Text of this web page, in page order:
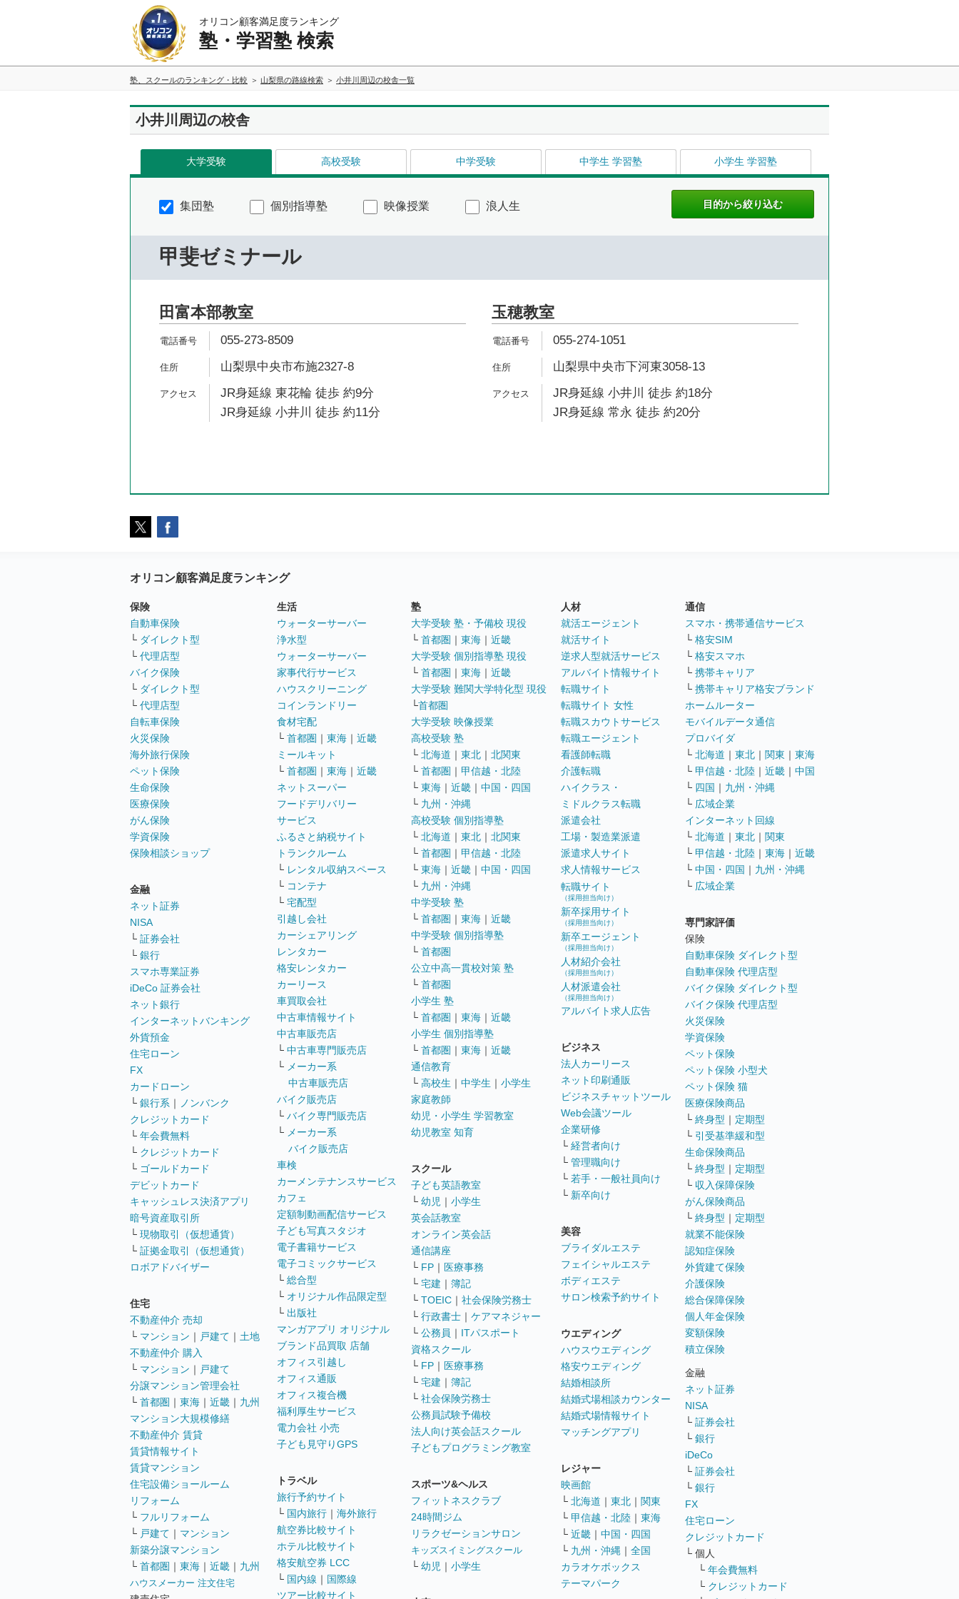
オリコン顧客満足度ランキング
塾・学習塾 検索
塾、スクールのランキング・比較 山梨県の路線検索 小井川周辺の校舎一覧
小井川周辺の校舎
大学受験 高校受験 中学受験 中学生 学習塾 小学生 学習塾
集団塾 個別指導塾 映像授業 浪人生
甲斐ゼミナール
田富本部教室
055-273-8509
山梨県中央市布施2327-8
JR身延線 東花輪 徒歩 約9分
JR身延線 小井川 徒歩 約11分
玉穂教室
055-274-1051
山梨県中央市下河東3058-13
JR身延線 小井川 徒歩 約18分
JR身延線 常永 徒歩 約20分
オリコン顧客満足度ランキング
保険
自動車保険
└ ダイレクト型
└ 代理店型
バイク保険
└ ダイレクト型
└ 代理店型
自転車保険
火災保険
海外旅行保険
ペット保険
生命保険
医療保険
がん保険
学資保険
保険相談ショップ
金融
ネット証券
NISA
└ 証券会社
└ 銀行
スマホ専業証券
iDeCo 証券会社
ネット銀行
インターネットバンキング
外貨預金
住宅ローン
FX
カードローン
└ 銀行系 ｜
ノンバンク
クレジットカード
└ 年会費無料
└ クレジットカード
└ ゴールドカード
デビットカード
キャッシュレス決済アプリ
暗号資産取引所
└ 現物取引（仮想通貨）
└ 証拠金取引（仮想通貨）
ロボアドバイザー
住宅
不動産仲介 売却
└ マンション ｜ 戸建て ｜ 土地
不動産仲介 購入
└ マンション ｜ 戸建て
分譲マンション管理会社
└ 首都圏 ｜ 東海 ｜ 近畿 ｜ 九州
マンション大規模修繕
不動産仲介 賃貸
賃貸情報サイト
賃貸マンション
住宅設備ショールーム
リフォーム
└ フルリフォーム
└ 戸建て ｜ マンション
新築分譲マンション
└ 首都圏 ｜ 東海 ｜ 近畿 ｜ 九州
ハウスメーカー 注文住宅
生活
ウォーターサーバー
浄水型
ウォーターサーバー
家事代行サービス
ハウスクリーニング
コインランドリー
食材宅配
└ 首都圏 ｜ 東海 ｜ 近畿
ミールキット
└ 首都圏 ｜ 東海 ｜ 近畿
ネットスーパー
フードデリバリー
サービス
ふるさと納税サイト
トランクルーム
└ レンタル収納スペース
└ コンテナ
└ 宅配型
引越し会社
カーシェアリング
レンタカー
格安レンタカー
カーリース
車買取会社
中古車情報サイト
中古車販売店
└ 中古車専門販売店
└ メーカー系
中古車販売店
バイク販売店
└ バイク専門販売店
└ メーカー系
バイク販売店
車検
カーメンテナンスサービス
カフェ
定額制動画配信サービス
子ども写真スタジオ
電子書籍サービス
電子コミックサービス
└ 総合型
└ オリジナル作品限定型
└ 出版社
マンガアプリ オリジナル
ブランド品買取 店舗
オフィス引越し
オフィス通販
オフィス複合機
福利厚生サービス
電力会社 小売
子ども見守りGPS
トラベル
旅行予約サイト
└ 国内旅行 ｜ 海外旅行
航空券比較サイト
ホテル比較サイト
格安航空券 LCC
└ 国内線 ｜ 国際線
ツアー比較サイト
塾
大学受験 塾・予備校 現役
└ 首都圏 ｜ 東海 ｜ 近畿
大学受験 個別指導塾 現役
└ 首都圏 ｜ 東海 ｜ 近畿
大学受験 難関大学特化型 現役
└首都圏
大学受験 映像授業
高校受験 塾
└ 北海道 ｜ 東北 ｜ 北関東
└ 首都圏 ｜ 甲信越・北陸
└ 東海 ｜ 近畿 ｜ 中国・四国
└ 九州・沖縄
高校受験 個別指導塾
└ 北海道 ｜ 東北 ｜ 北関東
└ 首都圏 ｜ 甲信越・北陸
└ 東海 ｜ 近畿 ｜ 中国・四国
└ 九州・沖縄
中学受験 塾
└ 首都圏 ｜ 東海 ｜ 近畿
中学受験 個別指導塾
└ 首都圏
公立中高一貫校対策 塾
└ 首都圏
小学生 塾
└ 首都圏 ｜ 東海 ｜ 近畿
小学生 個別指導塾
└ 首都圏 ｜ 東海 ｜ 近畿
通信教育
└ 高校生 ｜ 中学生 ｜ 小学生
家庭教師
幼児・小学生 学習教室
幼児教室 知育
スクール
子ども英語教室
└ 幼児 ｜ 小学生
英会話教室
オンライン英会話
通信講座
└ FP ｜ 医療事務
└ 宅建 ｜ 簿記
└ TOEIC ｜ 社会保険労務士
└ 行政書士 ｜ ケアマネジャー
└ 公務員 ｜ ITパスポート
資格スクール
└ FP ｜ 医療事務
└ 宅建 ｜ 簿記
└ 社会保険労務士
公務員試験予備校
法人向け英会話スクール
子どもプログラミング教室
スポーツ&ヘルス
フィットネスクラブ
24時間ジム
リラクゼーションサロン
キッズスイミングスクール
└ 幼児 ｜ 小学生
人材
就活エージェント
就活サイト
逆求人型就活サービス
アルバイト情報サイト
転職サイト
転職サイト 女性
転職スカウトサービス
転職エージェント
看護師転職
介護転職
ハイクラス・
ミドルクラス転職
派遣会社
工場・製造業派遣
派遣求人サイト
求人情報サービス
転職サイト
（採用担当向け）
新卒採用サイト
（採用担当向け）
新卒エージェント
（採用担当向け）
人材紹介会社
（採用担当向け）
人材派遣会社
（採用担当向け）
アルバイト求人広告
ビジネス
法人カーリース
ネット印刷通販
ビジネスチャットツール
Web会議ツール
企業研修
└ 経営者向け
└ 管理職向け
└ 若手・一般社員向け
└ 新卒向け
美容
ブライダルエステ
フェイシャルエステ
ボディエステ
サロン検索予約サイト
ウエディング
ハウスウエディング
格安ウエディング
結婚相談所
結婚式場相談カウンター
結婚式場情報サイト
マッチングアプリ
レジャー
映画館
└ 北海道 ｜ 東北 ｜ 関東
└ 甲信越・北陸 ｜ 東海
└ 近畿 ｜ 中国・四国
└ 九州・沖縄 ｜ 全国
カラオケボックス
テーマパーク
通信
スマホ・携帯通信サービス
└ 格安SIM
└ 格安スマホ
└ 携帯キャリア
└ 携帯キャリア格安ブランド
ホームルーター
モバイルデータ通信
プロバイダ
└ 北海道 ｜ 東北 ｜ 関東 ｜ 東海
└ 甲信越・北陸 ｜ 近畿 ｜ 中国
└ 四国 ｜ 九州・沖縄
└ 広域企業
インターネット回線
└ 北海道 ｜ 東北 ｜ 関東
└ 甲信越・北陸 ｜ 東海 ｜ 近畿
└ 中国・四国 ｜ 九州・沖縄
└ 広域企業
専門家評価
保険
自動車保険 ダイレクト型
自動車保険 代理店型
バイク保険 ダイレクト型
バイク保険 代理店型
火災保険
学資保険
ペット保険
ペット保険 小型犬
ペット保険 猫
医療保険商品
└ 終身型 ｜ 定期型
└ 引受基準緩和型
生命保険商品
└ 終身型 ｜ 定期型
└ 収入保障保険
がん保険商品
└ 終身型 ｜ 定期型
就業不能保険
認知症保険
外貨建て保険
介護保険
総合保障保険
個人年金保険
変額保険
積立保険
金融
ネット証券
NISA
└ 証券会社
└ 銀行
iDeCo
└ 証券会社
└ 銀行
FX
住宅ローン
クレジットカード
└ 個人
└ 年会費無料
└ クレジットカード